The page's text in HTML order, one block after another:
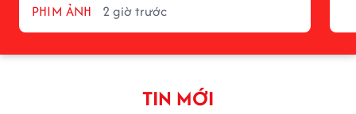
PHIM ẢNH 2 giờ trước
TIN MỚI